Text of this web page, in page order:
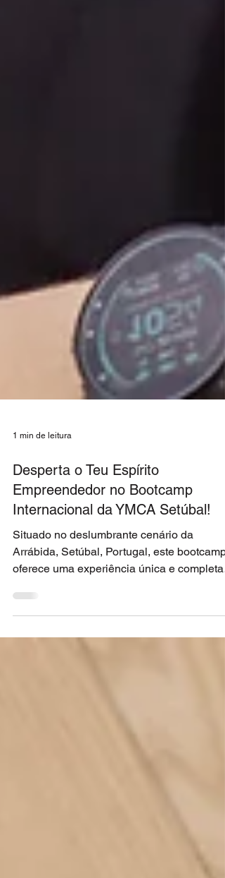
Desperta o Teu Espírito
Empreendedor no Bootcamp
Internacional da YMCA Setúbal!
Situado no deslumbrante cenário da
Arrábida, Setúbal, Portugal, este bootcamp
oferece uma experiência única e completa